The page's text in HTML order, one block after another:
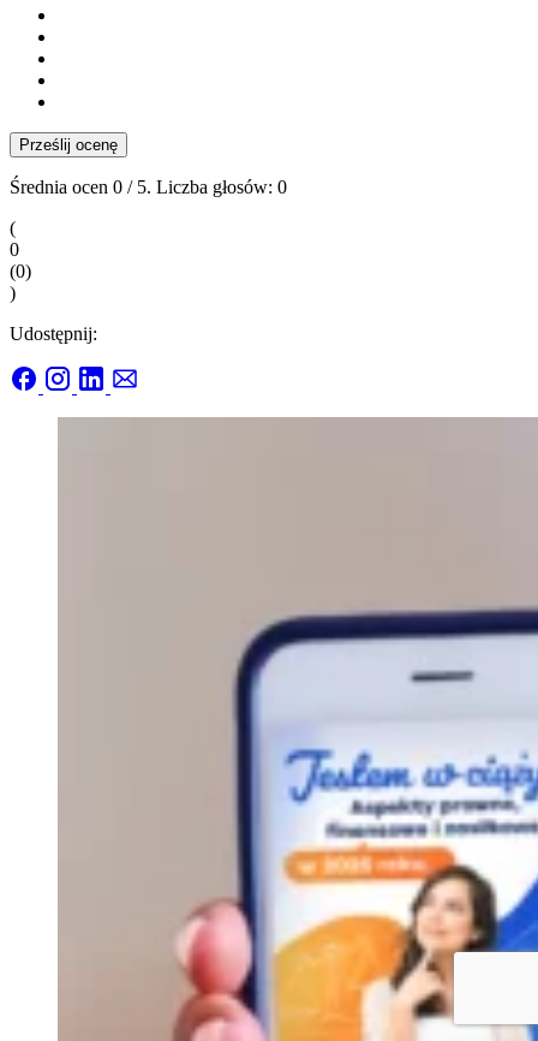
Prześlij ocenę
Średnia ocen 0 / 5. Liczba głosów: 0
(
0
(0)
)
Udostępnij: